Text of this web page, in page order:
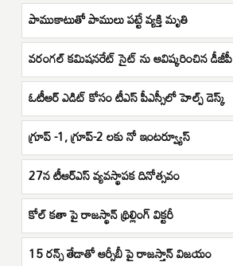
పాముకాటుతో పాములు పట్టే వ్యక్తి మృతి
వరంగల్ కమిషనరేట్ సైట్ ను ఆవిష్కరించిన డీజీపీ
ఓటీఆర్ ఎడిట్ కోసం టీఎస్ పీఎస్సీలో హెల్ప్ డెస్క్
గ్రూప్ -1, గ్రూప్-2 లకు నో ఇంటర్వ్యూస్
27న టీఆర్ఎస్ వ్యవస్థాపక దినోత్సవం
కోల్ కతా పై రాజస్థాన్ థ్రిల్లింగ్ విక్టరీ
15 రన్స్ తేడాతో ఆర్సీబీ పై రాజస్తాన్ విజయం